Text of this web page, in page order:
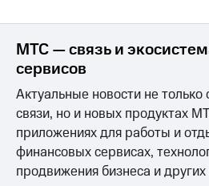
МТС — связь и
сервисов
Актуальные новости не только
связи, но и новых продуктах
приложениях для работы и
финансовых сервисах,
продвижения бизнеса и